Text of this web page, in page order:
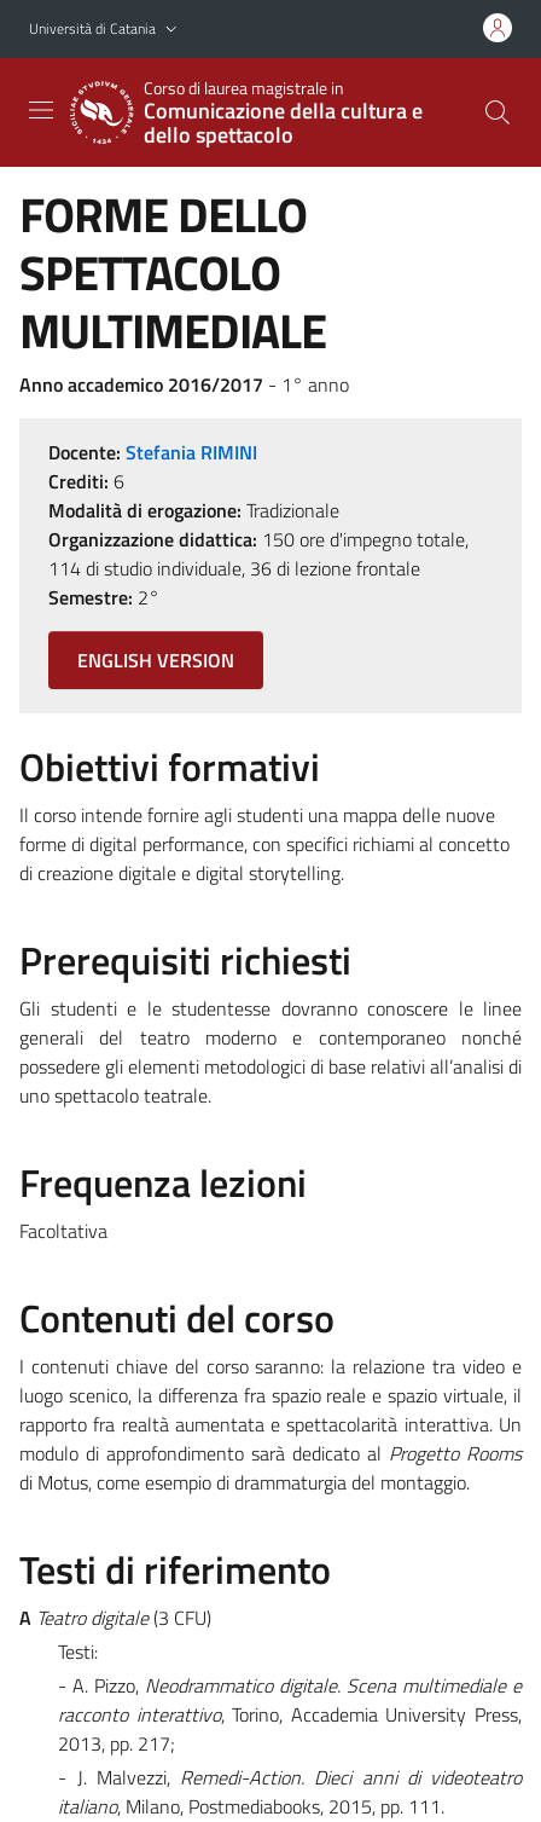
Vai al contenuto principale
Vai al menu di navigazione
Università di Catania
Corso di laurea magistrale in
Comunicazione della cultura e
dello spettacolo
FORME DELLO
SPETTACOLO
MULTIMEDIALE
Anno accademico 2016/2017 - 1° anno
Docente: Stefania RIMINI
Crediti: 6
Modalità di erogazione: Tradizionale
Organizzazione didattica: 150 ore d'impegno totale,
114 di studio individuale, 36 di lezione frontale
Semestre: 2°
ENGLISH VERSION
Obiettivi formativi
Il corso intende fornire agli studenti una mappa delle nuove
forme di digital performance, con specifici richiami al concetto
di creazione digitale e digital storytelling.
Prerequisiti richiesti
Gli studenti e le studentesse dovranno conoscere le linee
generali del teatro moderno e contemporaneo nonché
possedere gli elementi metodologici di base relativi all’analisi di
uno spettacolo teatrale.
Frequenza lezioni
Facoltativa
Contenuti del corso
I contenuti chiave del corso saranno: la relazione tra video e
luogo scenico, la differenza fra spazio reale e spazio virtuale, il
rapporto fra realtà aumentata e spettacolarità interattiva. Un
modulo di approfondimento sarà dedicato al Progetto Rooms
di Motus, come esempio di drammaturgia del montaggio.
Testi di riferimento
A Teatro digitale(3 CFU)
Testi:
- A. Pizzo, Neodrammatico digitale. Scena multimediale e
racconto interattivo, Torino, Accademia University Press,
2013, pp. 217;
- J. Malvezzi, Remedi-Action. Dieci anni di videoteatro
italiano, Milano, Postmediabooks, 2015, pp. 111.